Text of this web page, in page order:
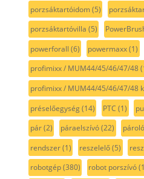
porzsáktartóidom(5)
porzsáktartóvilla (5)
powerforall (6) powermaxx(1)
profimixx / MUM44/45/46/47/48
profimixx / MUM44/45/46/47/48
préselőegység(14) PTC (1)
pár(2) páraelszívó(22) pároló
rendszer(1) reszelelő(5)
robotgép(380) robot porszívó